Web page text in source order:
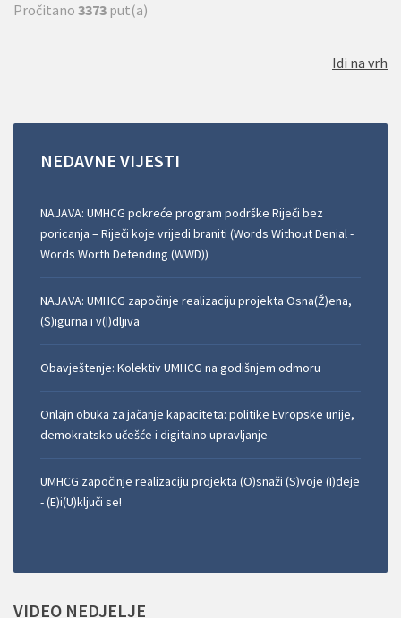
Pročitano 3373 put(a)
Idi na vrh
NEDAVNE VIJESTI
NAJAVA: UMHCG pokreće program podrške Riječi bez
poricanja – Riječi koje vrijedi braniti (Words Without Denial -
Words Worth Defending (WWD))
NAJAVA: UMHCG započinje realizaciju projekta Osna(Ž)ena,
(S)igurna i v(I)dljiva
Obavještenje: Kolektiv UMHCG na godišnjem odmoru
Onlajn obuka za jačanje kapaciteta: politike Evropske unije,
demokratsko učešće i digitalno upravljanje
UMHCG započinje realizaciju projekta (O)snaži (S)voje (I)deje
- (E)i(U)ključi se!
VIDEO NEDJELJE